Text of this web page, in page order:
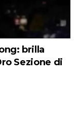
brilla
Sezione di